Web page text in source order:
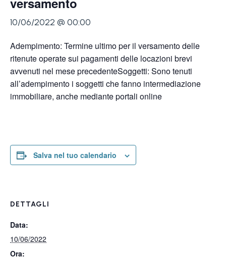
10/06/2022 @ 00:00
Adempimento: Termine ultimo per il versamento delle
ritenute operate sui pagamenti delle locazioni brevi
avvenuti nel mese precedenteSoggetti: Sono tenuti
all’adempimento i soggetti che fanno intermediazione
immobiliare, anche mediante portali online
Salva nel tuo calendario
DETTAGLI
Data:
10/06/2022
Ora: